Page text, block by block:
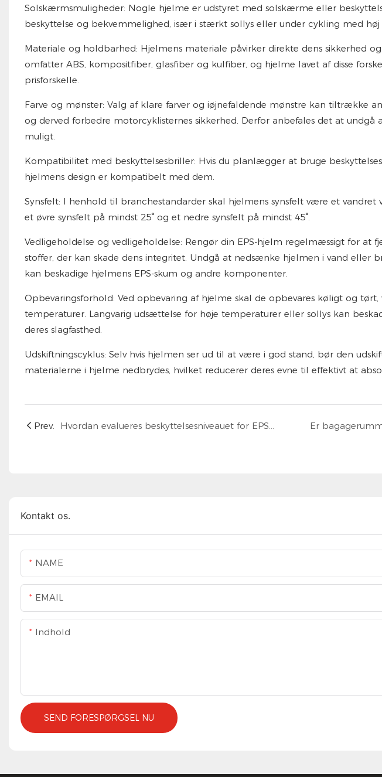
Solskærmsmuligheder: Nogle hjelme er udstyret med solskærme eller
beskyttelse og bekvemmelighed, især i stærkt sollys eller under cykling med høj
Materiale og holdbarhed: Hjelmens materiale påvirker direkte dens sikkerhed
omfatter ABS, kompositfiber, glasfiber og kulfiber, og hjelme lavet af disse
prisforskelle.
Farve og mønster: Valg af klare farver og iøjnefaldende mønstre kan tiltrække
og derved forbedre motorcyklisternes sikkerhed. Derfor anbefales det at
muligt.
Kompatibilitet med beskyttelsesbriller: Hvis du planlægger at bruge
hjelmens design er kompatibelt med dem.
Synsfelt: I henhold til branchestandarder skal hjelmens synsfelt være et vandret
et øvre synsfelt på mindst 25° og et nedre synsfelt på mindst 45°.
Vedligeholdelse og vedligeholdelse: Rengør din EPS-hjelm regelmæssigt for at
stoffer, der kan skade dens integritet. Undgå at nedsænke hjelmen i vand eller
kan beskadige hjelmens EPS-skum og andre komponenter.
Opbevaringsforhold: Ved opbevaring af hjelme skal de opbevares køligt og
temperaturer. Langvarig udsættelse for høje temperaturer eller sollys kan
deres slagfasthed.
Udskiftningscyklus: Selv hvis hjelmen ser ud til at være i god stand, bør den
materialerne i hjelme nedbrydes, hvilket reducerer deres evne til effektivt at
Prev.
Kontakt os.
NAME
EMAIL
Indhold
SEND FORESPØRGSEL NU